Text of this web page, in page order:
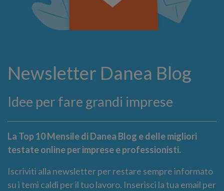
Newsletter Danea Blog
Idee per fare grandi imprese
La Top 10 Mensile di Danea Blog e delle migliori
testate online per imprese e professionisti.
Iscriviti alla newsletter per restare sempre informato
su i temi caldi per il tuo lavoro. Inserisci la tua email per